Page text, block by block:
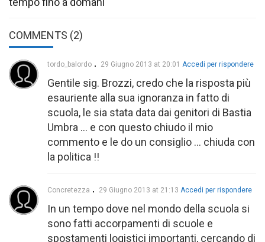
COMMENTS (2)
tordo_balordo 29 Giugno 2013 at 20:01 Accedi per rispondere
Gentile sig. Brozzi, credo che la risposta più
esauriente alla sua ignoranza in fatto di
scuola, le sia stata data dai genitori di Bastia
Umbra … e con questo chiudo il mio
commento e le do un consiglio … chiuda con
la politica !!
Concretezza 29 Giugno 2013 at 21:13 Accedi per rispondere
In un tempo dove nel mondo della scuola si
sono fatti accorpamenti di scuole e
spostamenti logistici importanti, cercando di